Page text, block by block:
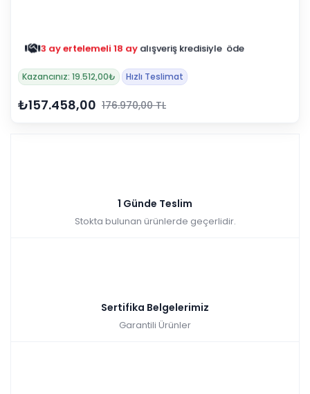
3 ay ertelemeli 18 ay alışveriş kredisiyle öde
Kazancınız: 19.512,00₺ Hızlı Teslimat
₺157.458,00 176.970,00 TL
1 Günde Teslim
Stokta bulunan ürünlerde geçerlidir.
Sertifika Belgelerimiz
Garantili Ürünler